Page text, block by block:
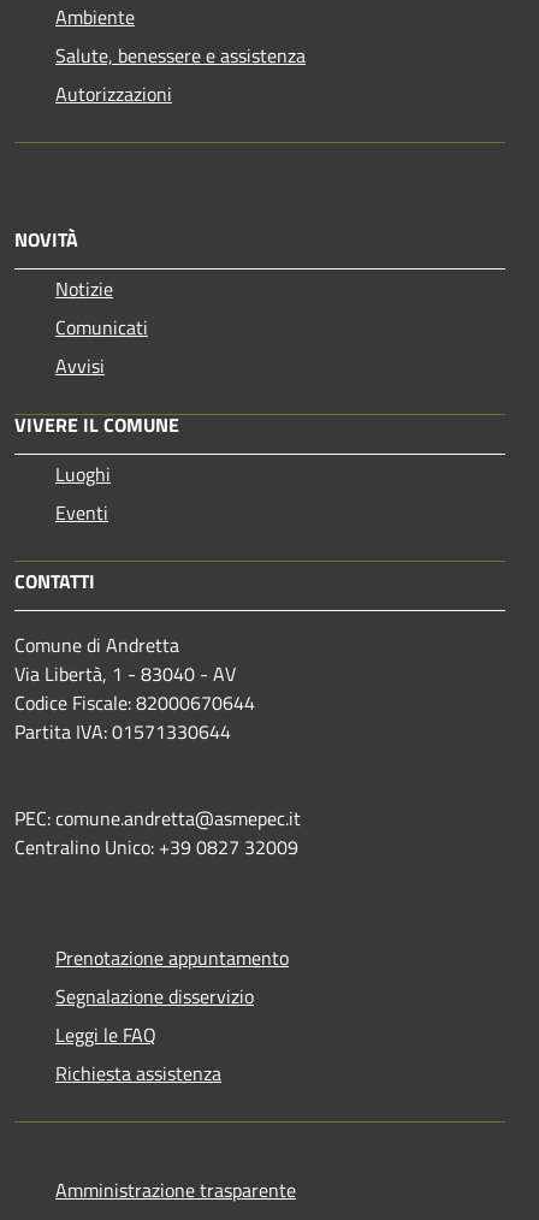
Ambiente
Salute, benessere e assistenza
Autorizzazioni
NOVITÀ
Notizie
Comunicati
Avvisi
VIVERE IL COMUNE
Luoghi
Eventi
CONTATTI
Comune di Andretta
Via Libertà, 1 - 83040 - AV
Codice Fiscale: 82000670644
Partita IVA: 01571330644
PEC: comune.andretta@asmepec.it
Centralino Unico: +39 0827 32009
Prenotazione appuntamento
Segnalazione disservizio
Leggi le FAQ
Richiesta assistenza
Amministrazione trasparente